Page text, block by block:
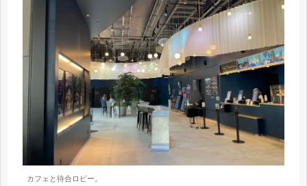
カフェと待合ロビー。